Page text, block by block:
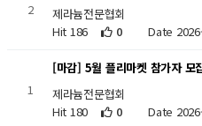
2
제라늄전문협회
Hit 186
0 Date
1
[마감] 5월 플리마켓 참가자 모
제라늄전문협회
Hit 180
0 Date